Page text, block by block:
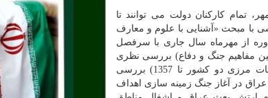
تمام كاركنان دولت می توانند تا
با مبحث «آشنایی با علوم و معارف
از مهرماه سال جاری با سرفصل
مفاهیم جنگ و دفاع) بررسی نظری
علل وقوع جنگ ها(سوابق مناقشات مرزی دو كشور تا 1357) بررسی
عراق در آغاز جنگ زمینه سازی اهداف